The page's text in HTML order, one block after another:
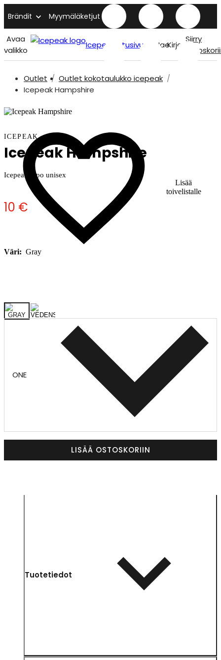
Brändit Myymäläketjut
Avaa
valikko
Icepeak etusivu HaeKirjaudu
Siirry
Outlet
Outlet kokotaulukko icepeak
Icepeak Hampshire
Lisää
toivelistalle
ICEPEAK
Icepeak Hampshire
Icepeak pipo unisex
10 €
Väri: Gray
ONE
LISÄÄ OSTOSKORIIN
Tuotetiedot